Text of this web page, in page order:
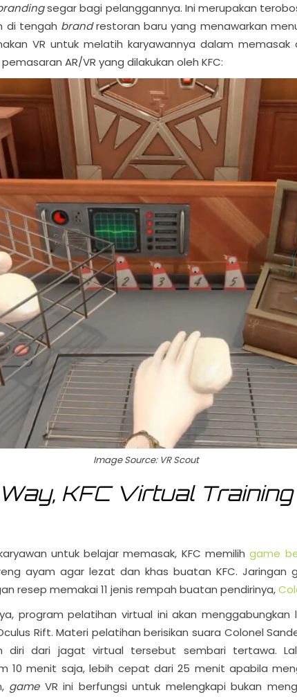
segar bagi pelanggannya. Ini merupakan
di tengah brandrestoran baru yang menawarkan
VR untuk melatih karyawannya dalam
AR/VR yang dilakukan oleh KFC:
Image Source: VR Scout
Way, KFC Virtual
untuk belajar memasak, KFC memilihgame
ayam agar lezat dan khas buatan KFC. Jaringan
resep memakai 11 jenis rempah buatan pendirinya,
program pelatihan virtual ini akan menggabungkan
Rift. Materi pelatihan berisikan suara Colonel
diri dari jagat virtual tersebut sembari tertawa.
10 menit saja, lebih cepat dari 25 menit apabila
game VR ini berfungsi untuk melengkapi bukan